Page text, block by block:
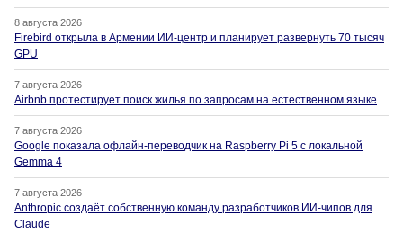
8 августа 2026
Firebird открыла в Армении ИИ-центр и планирует развернуть 70 тысяч
GPU
7 августа 2026
Airbnb протестирует поиск жилья по запросам на естественном языке
7 августа 2026
Google показала офлайн-переводчик на Raspberry Pi 5 с локальной
Gemma 4
7 августа 2026
Anthropic создаёт собственную команду разработчиков ИИ-чипов для
Claude